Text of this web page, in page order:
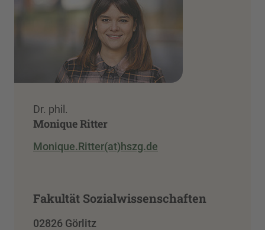
Dr. phil.
Monique Ritter
Monique.Ritter(at)hszg.de
Fakultät Sozialwissenschaften
02826 Görlitz